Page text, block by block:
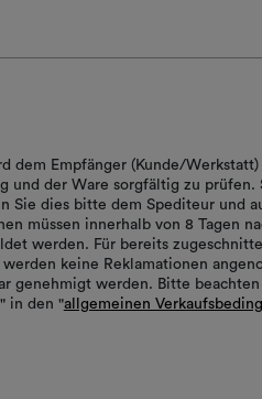
dem Empfänger (Kunde/
und der Ware sorgfältig zu prüfen.
Sie dies bitte dem Spediteur und
müssen innerhalb von 8 Tagen
werden. Für bereits
keine Reklamationen
genehmigt werden. Bitte
in den "allgemeinen